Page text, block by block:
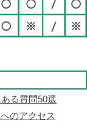
る質問50選
のアクセス